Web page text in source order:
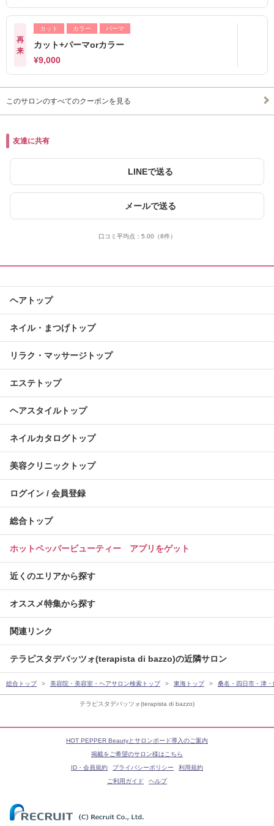
テラピスタデバッツォ(terapista di bazzo)
再
来
カット カラー パーマ
カット+パーマorカラー
¥9,000
このサロンのすべてのクーポンを見る
友達に共有
LINEで送る
メールで送る
口コミ平均点： 5.00 （8件）
ヘアトップ
ネイル・まつげトップ
リラク・マッサージトップ
エステトップ
ヘアスタイルトップ
ネイルカタログトップ
美容クリニックトップ
ログイン / 会員登録
総合トップ
ホットペッパービューティー アプリをゲット
近くのエリアから探す
オススメ特集から探す
関連リンク
テラピスタデバッツォ(terapista di bazzo)の近隣サロン
総合トップ 美容院・美容室・ヘアサロン検索トップ 東海トップ 桑名・四日市・津
HOT PEPPER Beautyとサロンボード導入のご案内
掲載をご希望のサロン様はこちら
ID・会員規約
プライバシーポリシー
利用規約
ご利用ガイド
ヘルプ